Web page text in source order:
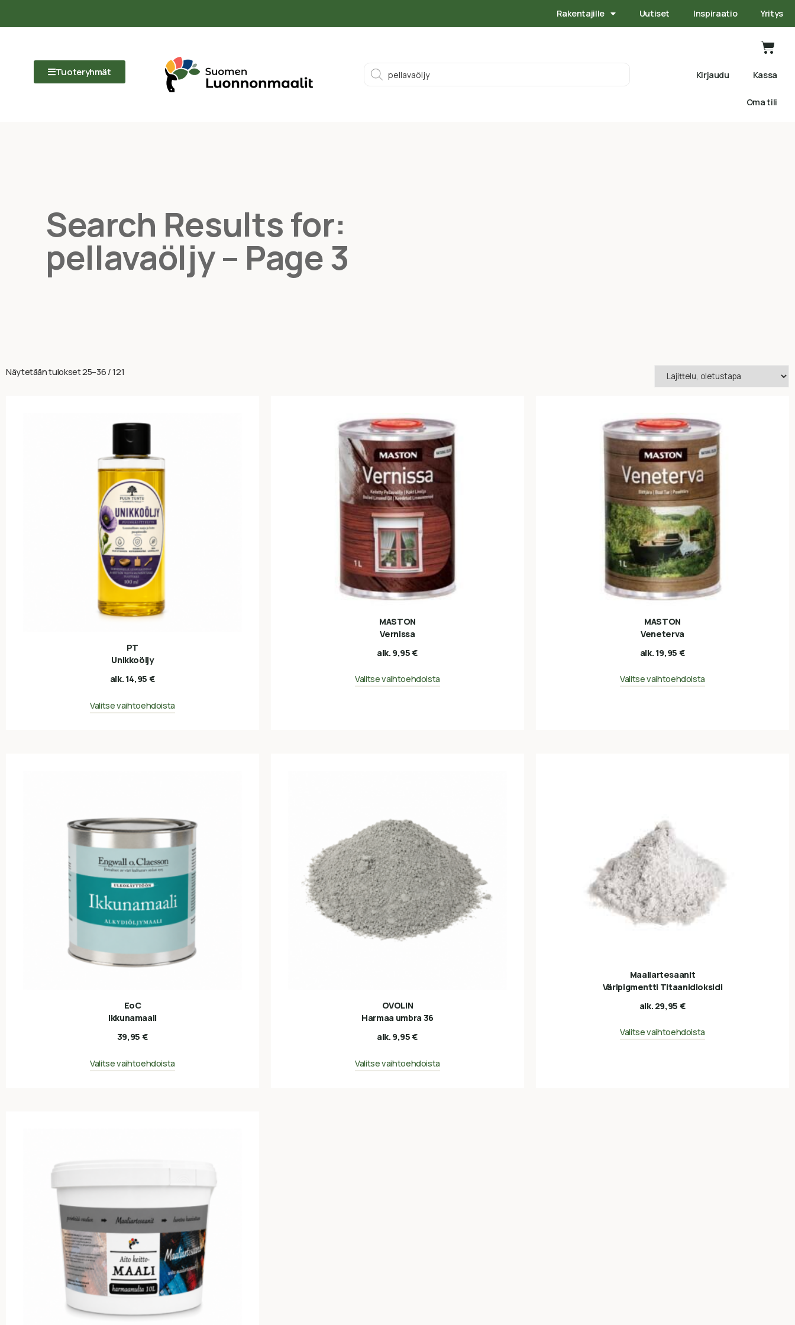
Rakentajille Uutiset Inspiraatio Yritys
Tuoteryhmät Kirjaudu Kassa
Oma tili
Search Results for:
pellavaöljy – Page 3
Näytetään tulokset 25–36 / 121
PT
Unikkoöljy
alk. 14,95 €
Valitse vaihtoehdoista
MASTON
Vernissa
alk. 9,95€
Valitse vaihtoehdoista
MASTON
Veneterva
alk. 19,95 €
Valitse vaihtoehdoista
EoC
Ikkunamaali
39,95 €
Valitse vaihtoehdoista
OVOLIN
Harmaa umbra 36
alk. 9,95€
Valitse vaihtoehdoista
Maaliartesaanit
Väripigmentti Titaanidioksidi
alk. 29,95 €
Valitse vaihtoehdoista